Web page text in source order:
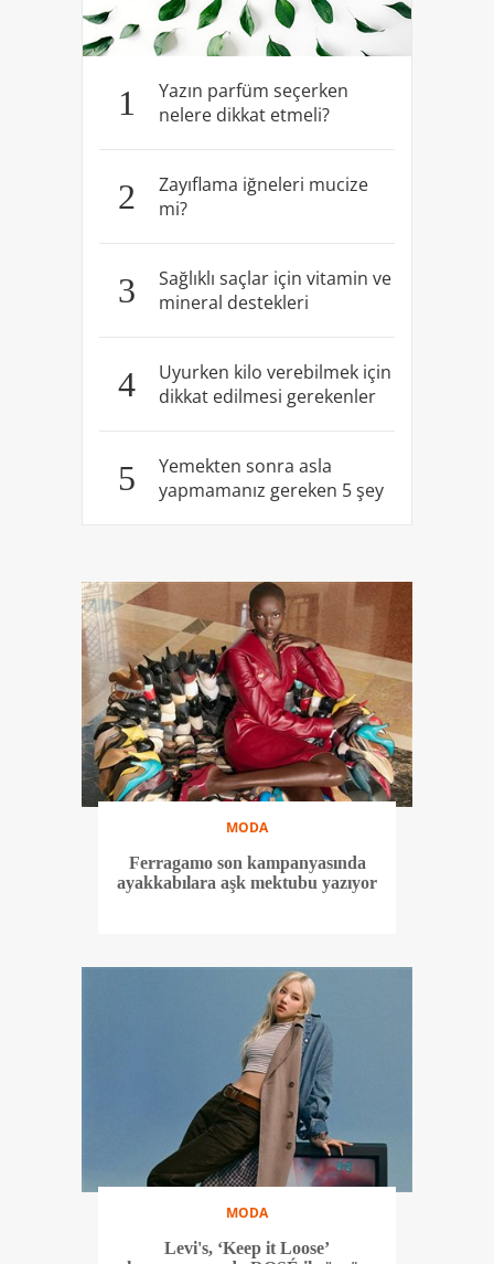
1
Yazın parfüm seçerken
nelere dikkat etmeli?
2
Zayıflama iğneleri mucize
mi?
3
Sağlıklı saçlar için vitamin ve
mineral destekleri
4
Uyurken kilo verebilmek için
dikkat edilmesi gerekenler
5
Yemekten sonra asla
yapmamanız gereken 5 şey
MODA
Ferragamo son kampanyasında
ayakkabılara aşk mektubu yazıyor
MODA
Levi's, ‘Keep it Loose’